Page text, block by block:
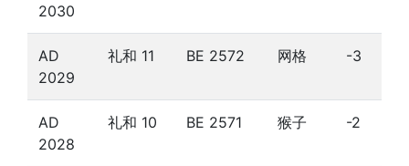
2030
AD
2029
礼和 11 BE 2572 网格 -3
AD
2028
礼和 10 BE 2571 猴子 -2